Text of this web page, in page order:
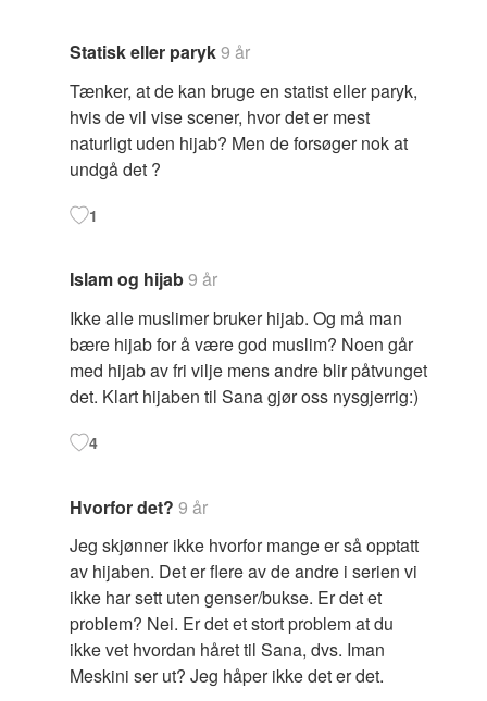
Statisk eller paryk9 år
Tænker, at de kan bruge en statist eller paryk,
hvis de vil vise scener, hvor det er mest
naturligt uden hijab? Men de forsøger nok at
undgå det ?
1
Islam og hijab9 år
Ikke alle muslimer bruker hijab. Og må man
bære hijab for å være god muslim? Noen går
med hijab av fri vilje mens andre blir påtvunget
det. Klart hijaben til Sana gjør oss nysgjerrig:)
4
Hvorfor det? 9 år
Jeg skjønner ikke hvorfor mange er så opptatt
av hijaben. Det er flere av de andre i serien vi
ikke har sett uten genser/bukse. Er det et
problem? Nei. Er det et stort problem at du
ikke vet hvordan håret til Sana, dvs. Iman
Meskini ser ut? Jeg håper ikke det er det.